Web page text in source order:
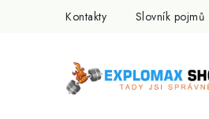
Kontakty Slovník pojmů